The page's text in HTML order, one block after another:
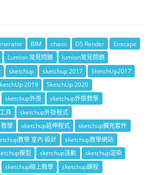
BIM chaos D5 Render
Enscape
Lumion 常見問題
lumion常見問題
sketchup sketchup 2017
SketchUp2017
2019
SketchUp 2020
sketchup外掛
sketchup外掛教學
具
sketchup外掛程式
學
sketchup延伸程式
sketchup擴充套件
教學 室內 設計
sketchup教學網站
模型 sketchup活動
sketchup渲染
sketchup線上教學
sketchup課程